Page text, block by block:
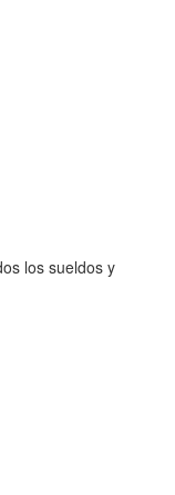
los sueldos y